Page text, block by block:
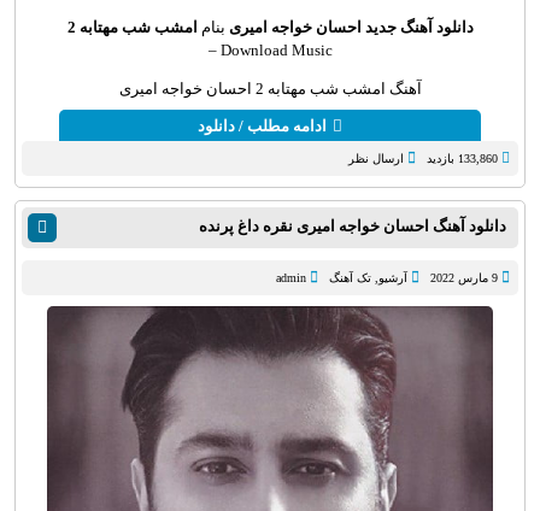
دانلود آهنگ جدید احسان خواجه امیری بنام امشب شب مهتابه 2
Download Music –
آهنگ امشب شب مهتابه 2 احسان خواجه امیری
ادامه مطلب / دانلود
133,860 بازدید ارسال نظر
دانلود آهنگ احسان خواجه امیری نقره داغ پرنده
9 مارس 2022 آرشیو, تک آهنگ admin